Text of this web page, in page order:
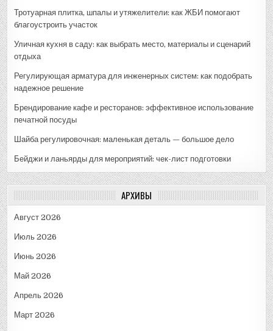
Тротуарная плитка, шпалы и утяжелители: как ЖБИ помогают
благоустроить участок
Уличная кухня в саду: как выбрать место, материалы и сценарий
отдыха
Регулирующая арматура для инженерных систем: как подобрать
надежное решение
Брендирование кафе и ресторанов: эффективное использование
печатной посуды
Шайба регулировочная: маленькая деталь — большое дело
Бейджи и ланьярды для мероприятий: чек-лист подготовки
АРХИВЫ
Август 2026
Июль 2026
Июнь 2026
Май 2026
Апрель 2026
Март 2026